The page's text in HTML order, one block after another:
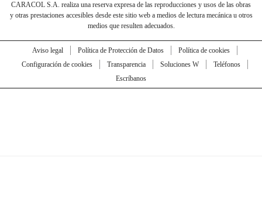
CARACOL S.A. realiza una reserva expresa de las reproducciones y usos de las obras
y otras prestaciones accesibles desde este sitio web a medios de lectura mecánica u otros
medios que resulten adecuados.
Aviso legal Política de Protección de Datos
Política de cookies
Configuración de cookies
Transparencia Soluciones W
Teléfonos
Escríbanos